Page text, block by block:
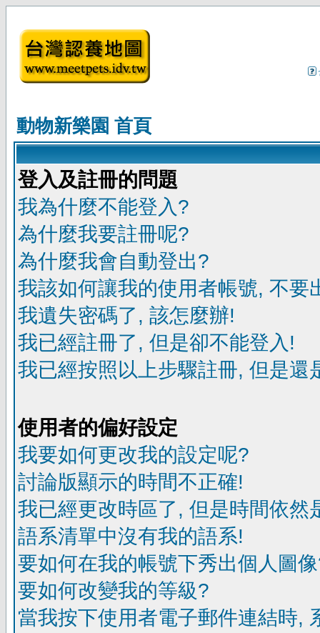
動物新樂園 首頁
登入及註冊的問題
我為什麼不能登入?
為什麼我要註冊呢?
為什麼我會自動登出?
我該如何讓我的使用者帳號, 不要
我遺失密碼了, 該怎麼辦!
我已經註冊了, 但是卻不能登入!
我已經按照以上步驟註冊, 但是還
使用者的偏好設定
我要如何更改我的設定呢?
討論版顯示的時間不正確!
我已經更改時區了, 但是時間依然
語系清單中沒有我的語系!
要如何在我的帳號下秀出個人圖
要如何改變我的等級?
當我按下使用者電子郵件連結時,